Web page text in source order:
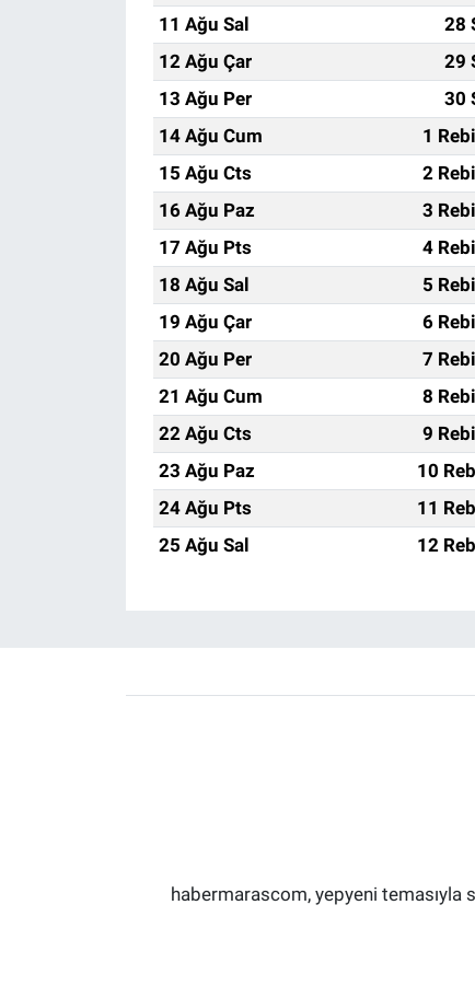
11 Ağu Sal
28
12 Ağu Çar
29
13 Ağu Per
30
14 Ağu Cum
1
15 Ağu Cts
2
16 Ağu Paz
3
17 Ağu Pts
4
18 Ağu Sal
5
19 Ağu Çar
6
20 Ağu Per
7
21 Ağu Cum
8
22 Ağu Cts
9
23 Ağu Paz
10
24 Ağu Pts
11
25 Ağu Sal
12
habermarascom, yepyeni temasıyla